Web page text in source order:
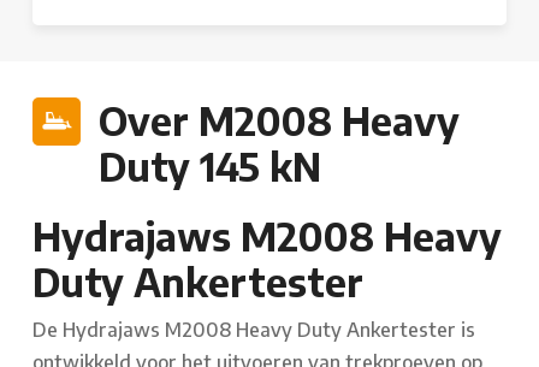
Over M2008 Heavy
Duty 145 kN
Hydrajaws M2008 Heavy
Duty Ankertester
De Hydrajaws M2008 Heavy Duty Ankertester is
ontwikkeld voor het uitvoeren van trekproeven op